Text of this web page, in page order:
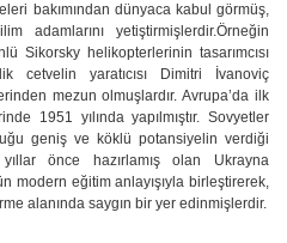
bakımından dünyaca kabul görmüş,
adamlarını yetiştirmişlerdir.Örneğin
Sikorsky helikopterlerinin tasarımcısı
cetvelin yaratıcısı Dimitri İvanoviç
mezun olmuşlardır. Avrupa’da ilk
1951 yılında yapılmıştır. Sovyetler
geniş ve köklü potansiyelin verdiği
önce hazırlamış olan Ukrayna
modern eğitim anlayışıyla birleştirerek,
alanında saygın bir yer edinmişlerdir.